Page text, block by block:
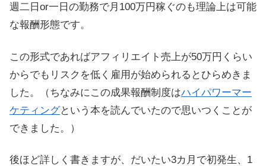
週二日or一日の勤務で月100万円稼ぐのも理論上は可能
な報酬形態です。
この形式であればアフィリエイト売上が50万円くらい
からでもリスクを低く雇用が始められるとひらめきま
した。（ちなみにこの成果報酬制度はハイパワーマー
ケティングという本を読んでいたので思いつくことが
できました。）
後ほど詳しく書きますが、だいたい3カ月で初発生、1